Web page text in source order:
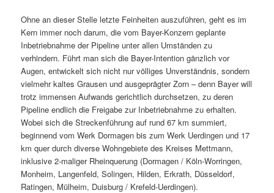
Ohne an dieser Stelle letzte Feinheiten auszuführen, geht es im
Kern immer noch darum, die vom Bayer-Konzern geplante
Inbetriebnahme der Pipeline unter allen Umständen zu
verhindern. Führt man sich die Bayer-Intention gänzlich vor
Augen, entwickelt sich nicht nur völliges Unverständnis, sondern
vielmehr kaltes Grausen und ausgeprägter Zorn – denn Bayer will
trotz immensen Aufwands gerichtlich durchsetzen, zu deren
Pipeline endlich die Freigabe zur Inbetriebnahme zu erhalten.
Wobei sich die Streckenführung auf rund 67 km summiert,
beginnend vom Werk Dormagen bis zum Werk Uerdingen und 17
km quer durch diverse Wohngebiete des Kreises Mettmann,
inklusive 2-maliger Rheinquerung (Dormagen / Köln-Worringen,
Monheim, Langenfeld, Solingen, Hilden, Erkrath, Düsseldorf,
Ratingen, Mülheim, Duisburg / Krefeld-Uerdingen).